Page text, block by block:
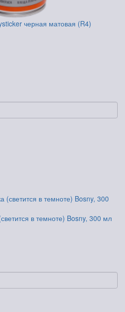
черная матовая (R4)
в темноте) Bosny, 300 мл